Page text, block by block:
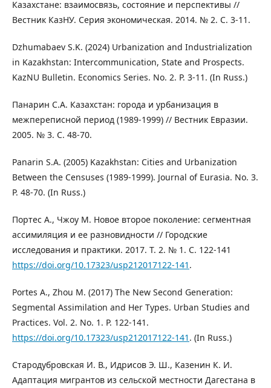
Казахстане: взаимосвязь, состояние и перспективы //
Вестник КазНУ. Серия экономическая. 2014. № 2. С. 3-11.
Dzhumabaev S.K. (2024) Urbanization and Industrialization
in Kazakhstan: Intercommunication, State and Prospects.
KazNU Bulletin. Economics Series. No. 2. P. 3-11. (In Russ.)
Панарин С.А. Казахстан: города и урбанизация в
межпереписной период (1989-1999) // Вестник Евразии.
2005. № 3. C. 48-70.
Panarin S.A. (2005) Kazakhstan: Cities and Urbanization
Between the Censuses (1989-1999). Journal of Eurasia. No. 3.
P. 48-70. (In Russ.)
Портес А., Чжоу М. Новое второе поколение: сегментная
ассимиляция и ее разновидности // Городские
исследования и практики. 2017. Т. 2. № 1. C. 122-141
https://doi.org/10.17323/usp212017122-141 .
Portes A., Zhou M. (2017) The New Second Generation:
Segmental Assimilation and Her Types. Urban Studies and
Practices. Vol. 2. No. 1. P. 122-141.
https://doi.org/10.17323/usp212017122-141 . (In Russ.)
Стародубровская И. В., Идрисов Э. Ш., Казенин К. И.
Адаптация мигрантов из сельской местности Дагестана в